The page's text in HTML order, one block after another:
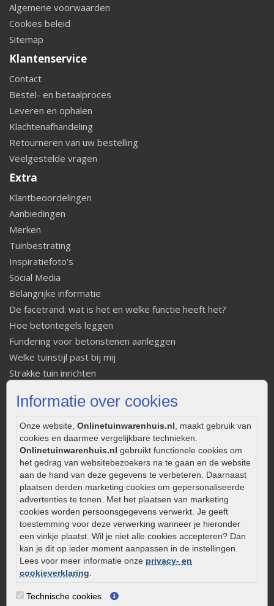
Informatie over cookies
Onze website, Onlinetuinwarenhuis.nl, maakt gebruik van
cookies en daarmee vergelijkbare technieken.
Onlinetuinwarenhuis.nl gebruikt functionele cookies om
het gedrag van websitebezoekers na te gaan en de website
aan de hand van deze gegevens te verbeteren. Daarnaast
plaatsen derden marketing cookies om gepersonaliseerde
advertenties te tonen. Met het plaatsen van marketing
cookies worden persoonsgegevens verwerkt. Je geeft
toestemming voor deze verwerking wanneer je hieronder
een vinkje plaatst. Wil je niet alle cookies accepteren? Dan
kan je dit op ieder moment aanpassen in de instellingen.
Lees voor meer informatie onze privacy- en
cookieverklaring.
Technische cookies
Algemene voorwaarden
Cookies beleid
Sitemap
Klantenservice
Contact
Bestel- en betaalproces
Leveren en ophalen
Klachtenafhandeling
Retourneren van uw bestelling
Veelgestelde vragen
Extra
Klantbeoordelingen
Aanbiedingen
Merken
Tuinbestrating
Inspiratiefoto's
Social Media
Belangrijke informatie
De facetrand: wat is het en welke functie heeft het?
Hoe betontegels leggen
Fundering voor betonstenen aanleggen
Welke tuinstijl past bij mij
Strakke tuin inrichten
Onderhoud van gebakken bestrating
Aanlegtips voor gebakken bestrating
Zelf een terras aanleggen
Kleine stadstuin inrichten
0320 – 219170
Kaapstanderweg 41
8243 RB Lelystad
info@onlinetuinwarenhuis.nl
Routebeschrijving
Openingstijden
Maandag
Dinsdag